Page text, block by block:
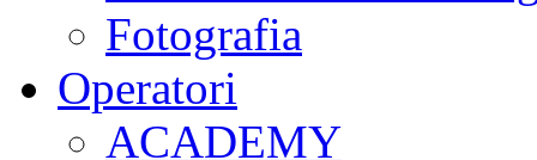
Fotografia
Operatori
ACADEMY